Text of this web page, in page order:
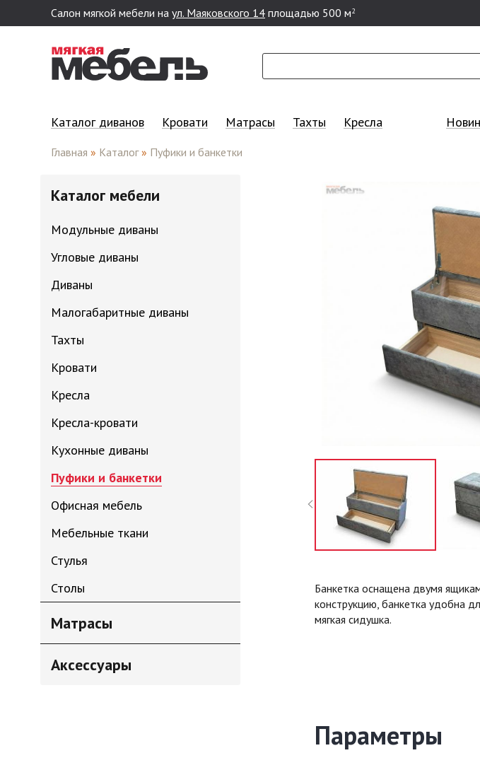
Перейти к основному содержанию
Салон мягкой мебели на ул. Маяковского 14 площадью 500 м2
Каталог диванов Кровати Матрасы Тахты Кресла
Главная » Каталог » Пуфики и банкетки
Каталог мебели
Модульные диваны
Угловые диваны
Диваны
Малогабаритные диваны
Тахты
Кровати
Кресла
Кресла-кровати
Кухонные диваны
Пуфики и банкетки
Офисная мебель
Мебельные ткани
Стулья
Столы
Матрасы
Аксессуары
Банкетка оснащена двумя
конструкцию, банкетка удобна
мягкая сидушка.
Параметры